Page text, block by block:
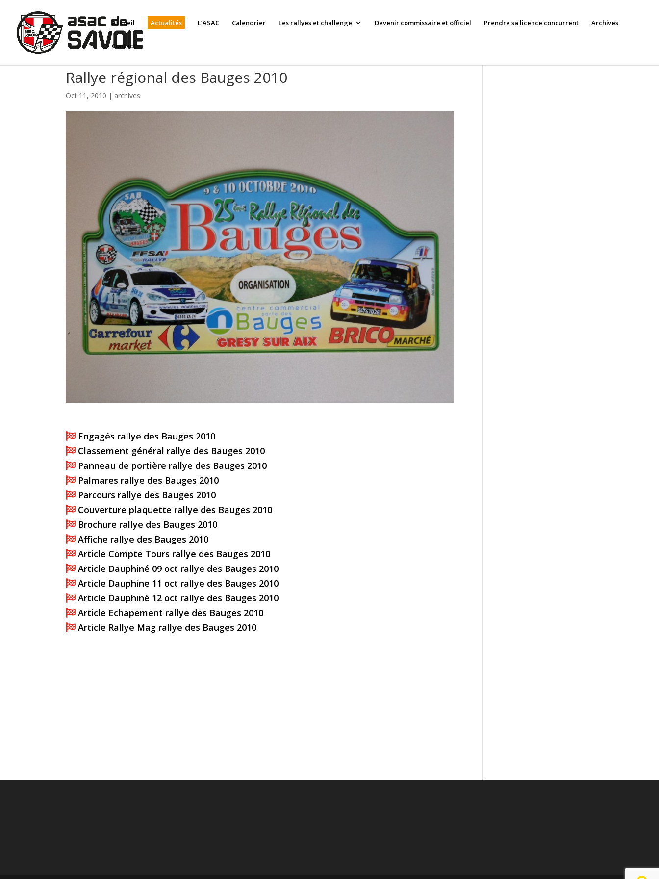
Accueil Actualités L’ASAC Calendrier Les rallyes et challenge Devenir commissaire et officiel Prendre sa licence concurrent Archives
Contact
Rallye régional des Bauges 2010
Oct 11, 2010 | archives
 Engagés rallye des Bauges 2010
 Classement général rallye des Bauges 2010
 Panneau de portière rallye des Bauges 2010
 Palmares rallye des Bauges 2010
 Parcours rallye des Bauges 2010
 Couverture plaquette rallye des Bauges 2010
 Brochure rallye des Bauges 2010
 Affiche rallye des Bauges 2010
 Article Compte Tours rallye des Bauges 2010
 Article Dauphiné 09 oct rallye des Bauges 2010
 Article Dauphine 11 oct rallye des Bauges 2010
 Article Dauphiné 12 oct rallye des Bauges 2010
 Article Echapement rallye des Bauges 2010
 Article Rallye Mag rallye des Bauges 2010